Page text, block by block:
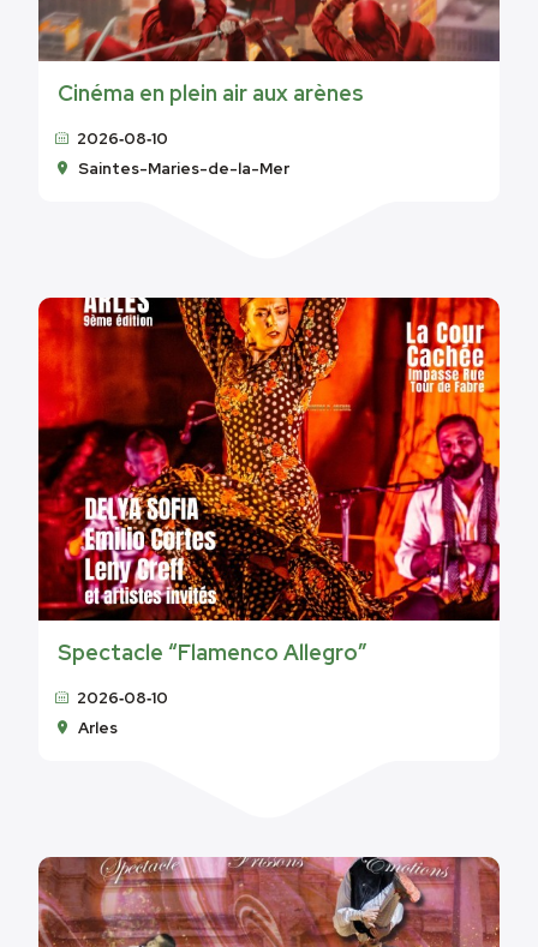
Cinéma en plein air aux arènes
2026‑08‑10
Saintes-Maries-de-la-Mer
Spectacle “Flamenco Allegro”
2026‑08‑10
Arles